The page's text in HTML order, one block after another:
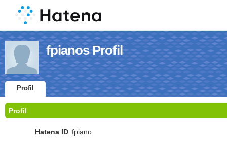
fpianos Profil
Profil
Profil
Hatena ID fpiano